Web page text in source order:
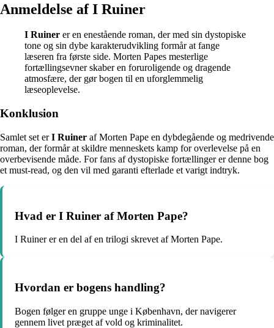
Anmeldelse af I Ruiner
I Ruiner er en enestående roman, der med sin dystopiske
tone og sin dybe karakterudvikling formår at fange
læseren fra første side. Morten Papes mesterlige
fortællingsevner skaber en foruroligende og dragende
atmosfære, der gør bogen til en uforglemmelig
læseoplevelse.
Konklusion
Samlet set erI Ruiner af Morten Pape en dybdegående og medrivende
roman, der formår at skildre menneskets kamp for overlevelse på en
overbevisende måde. For fans af dystopiske fortællinger er denne bog
et must-read, og den vil med garanti efterlade et varigt indtryk.
Hvad er I Ruiner af Morten Pape?
I Ruiner er en del af en trilogi skrevet af Morten Pape.
Hvordan er bogens handling?
Bogen følger en gruppe unge i København, der navigerer
gennem livet præget af vold og kriminalitet.